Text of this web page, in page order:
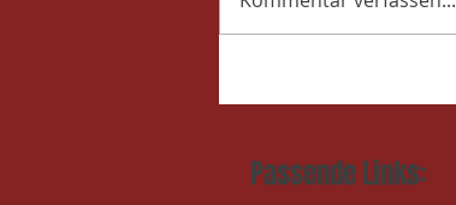
Passende Links: